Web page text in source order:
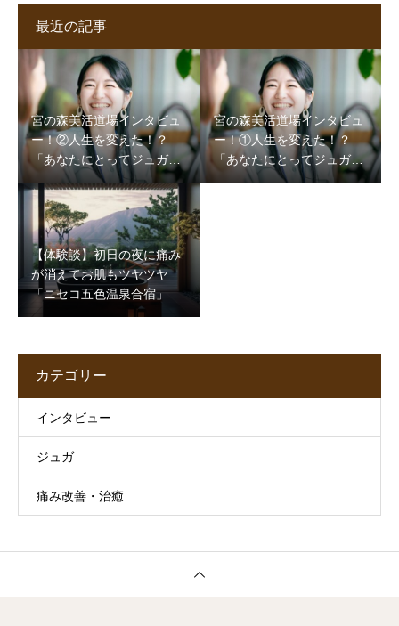
最近の記事
宮の森美活道場インタビュ
ー！②人生を変えた！？
「あなたにとってジュガと
摩周先生とは」
宮の森美活道場インタビュ
ー！①人生を変えた！？
「あなたにとってジュガと
摩周先生とは」
【体験談】初日の夜に痛み
が消えてお肌もツヤツヤ
「ニセコ五色温泉合宿」
カテゴリー
インタビュー
ジュガ
痛み改善・治癒